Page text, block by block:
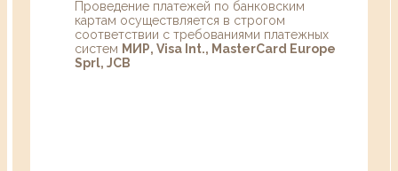
Проведение платежей по банковским
картам осуществляется в строгом
соответствии с требованиями платежных
систем МИР, Visa Int., MasterCard Europe
Sprl, JCB